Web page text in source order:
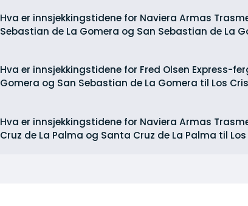
Hva er innsjekkingstidene for Naviera Armas
Sebastian de La Gomera og San Sebastian de La
Hva er innsjekkingstidene for Fred Olsen Express-
Gomera og San Sebastian de La Gomera til Los
Hva er innsjekkingstidene for Naviera Armas
Cruz de La Palma og Santa Cruz de La Palma til